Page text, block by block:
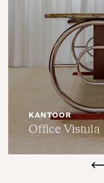
KANTOOR
Office Vistula